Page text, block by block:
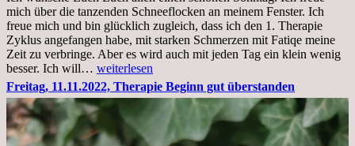
Krankenhaus
stationär
mich über die tanzenden Schneeflocken an meinem Fenster. Ich
freue mich und bin glücklich zugleich, dass ich den 1. Therapie
Zyklus angefangen habe, mit starken Schmerzen mit Fatiqe meine
Zeit zu verbringe. Aber es wird auch mit jeden Tag ein klein wenig
besser. Ich will… Sonntag,
20.11.2022,
Todensonntag
weiterlesen
Freitag, 11.11.2022, Therapie Beginn gut überstanden